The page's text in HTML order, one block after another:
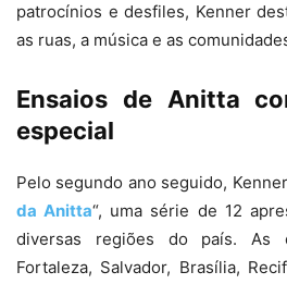
patrocínios e desfiles, Kenner
as ruas, a música e as
Ensaios de Anitta
especial
Pelo segundo ano seguido,
da Anitta“, uma série de 12
diversas regiões do país. As
Fortaleza, Salvador, Brasília,